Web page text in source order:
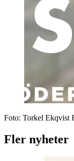
Foto: Torkel Ekqvist
Fler nyheter